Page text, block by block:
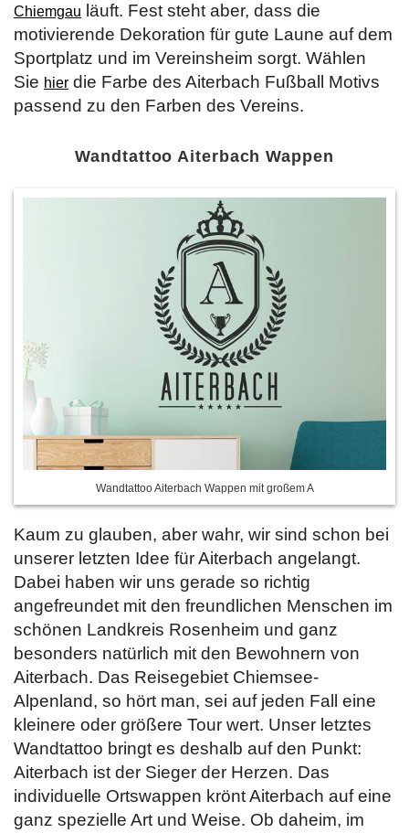
Chiemgau läuft. Fest steht aber, dass die
motivierende Dekoration für gute Laune auf dem
Sportplatz und im Vereinsheim sorgt. Wählen
Sie hier die Farbe des Aiterbach Fußball Motivs
passend zu den Farben des Vereins.
Wandtattoo Aiterbach Wappen
Wandtattoo Aiterbach Wappen mit großem A
Kaum zu glauben, aber wahr, wir sind schon bei
unserer letzten Idee für Aiterbach angelangt.
Dabei haben wir uns gerade so richtig
angefreundet mit den freundlichen Menschen im
schönen Landkreis Rosenheim und ganz
besonders natürlich mit den Bewohnern von
Aiterbach. Das Reisegebiet Chiemsee-
Alpenland, so hört man, sei auf jeden Fall eine
kleinere oder größere Tour wert. Unser letztes
Wandtattoo bringt es deshalb auf den Punkt:
Aiterbach ist der Sieger der Herzen. Das
individuelle Ortswappen krönt Aiterbach auf eine
ganz spezielle Art und Weise. Ob daheim, im